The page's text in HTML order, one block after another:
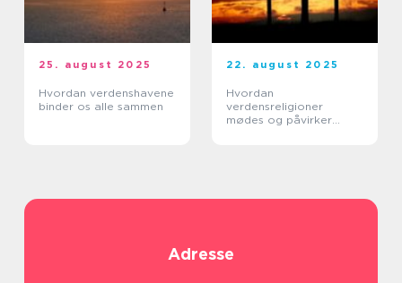
25. august 2025
Hvordan verdenshavene
binder os alle sammen
22. august 2025
Hvordan
verdensreligioner
mødes og påvirker
Adresse